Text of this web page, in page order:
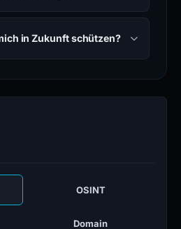
in Zukunft schützen?
OSINT
Domain